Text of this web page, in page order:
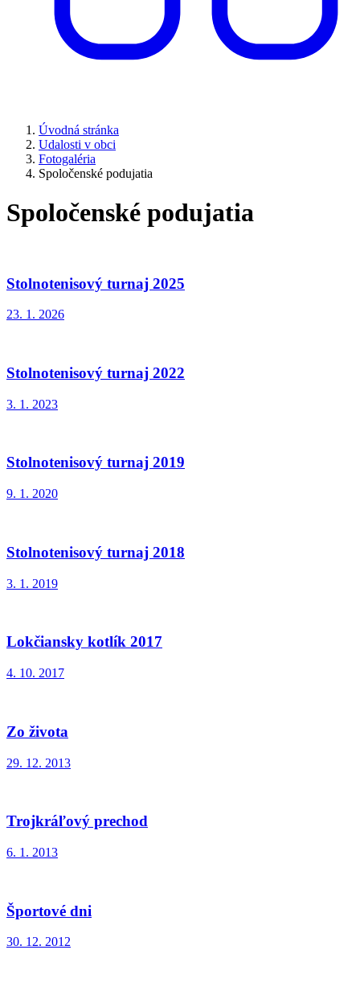
Úvodná stránka
Udalosti v obci
Fotogaléria
Spoločenské podujatia
Spoločenské podujatia
Stolnotenisový turnaj 2025
23. 1. 2026
Stolnotenisový turnaj 2022
3. 1. 2023
Stolnotenisový turnaj 2019
9. 1. 2020
Stolnotenisový turnaj 2018
3. 1. 2019
Lokčiansky kotlík 2017
4. 10. 2017
Zo života
29. 12. 2013
Trojkráľový prechod
6. 1. 2013
Športové dni
30. 12. 2012